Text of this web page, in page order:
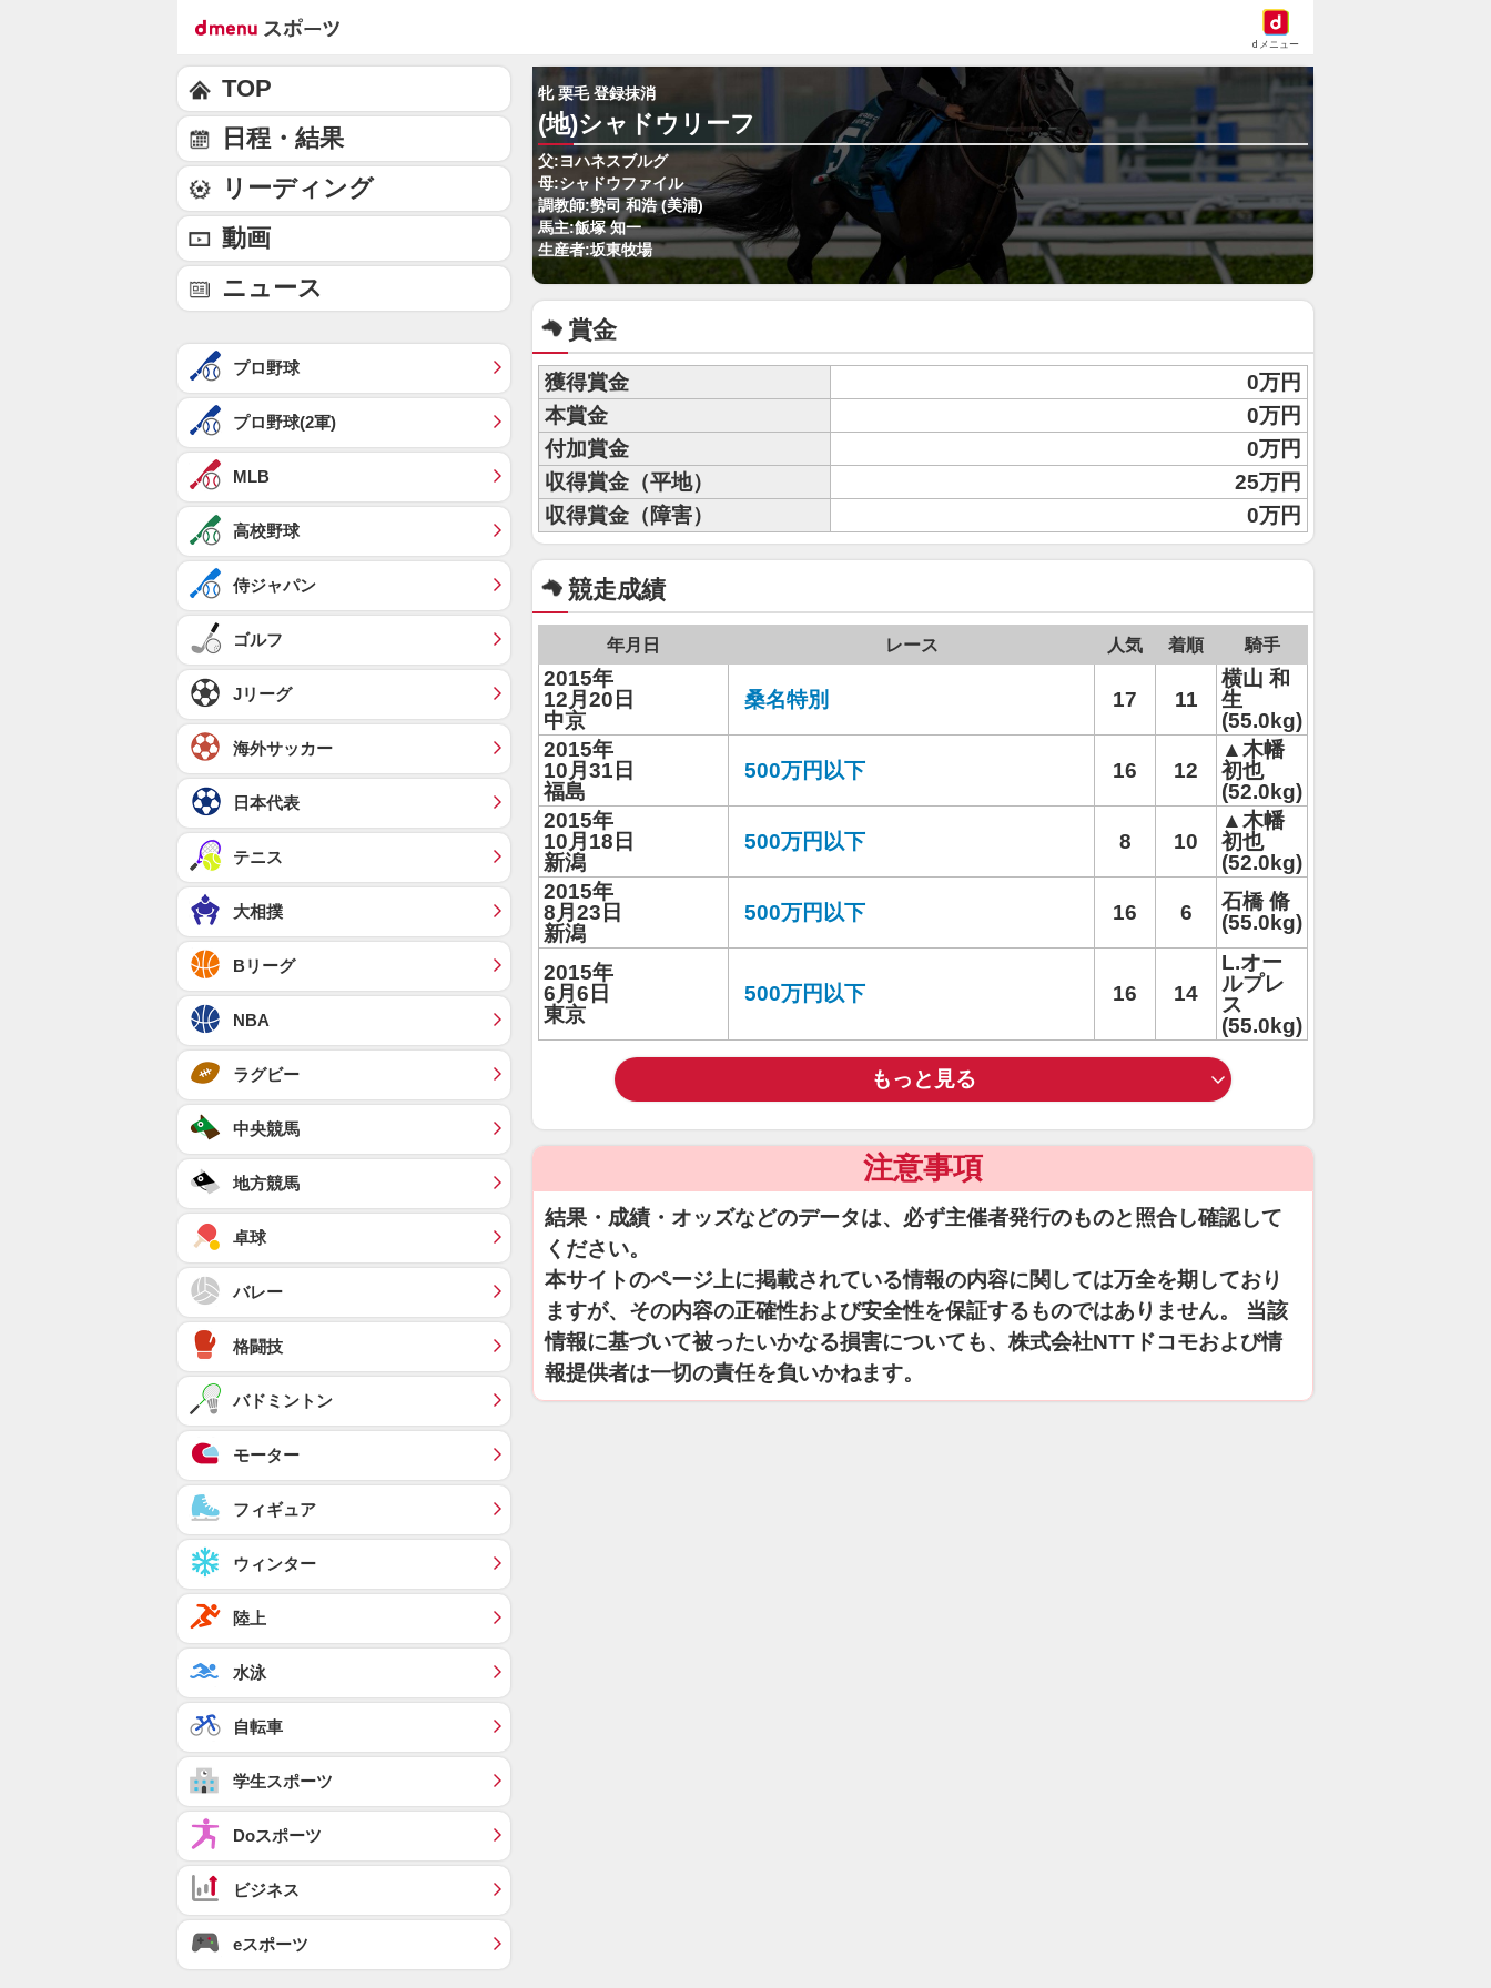
dメニュー
牝 栗毛 登録抹消
(地)シャドウリーフ
父:ヨハネスブルグ
母:シャドウファイル
調教師:勢司 和浩 (美浦)
馬主:飯塚 知一
生産者:坂東牧場
賞金
獲得賞金
0万円
本賞金
0万円
付加賞金
0万円
収得賞金（平地）
25万円
収得賞金（障害）
0万円
競走成績
年月日 レース 人気 着順 騎手
2015年
12月20日
中京
桑名特別 17 11
横山 和
生
(55.0kg)
2015年
10月31日
福島
500万円以下 16 12
▲木幡
初也
(52.0kg)
2015年
10月18日
新潟
500万円以下 8 10
▲木幡
初也
(52.0kg)
2015年
8月23日
新潟
500万円以下 16 6
石橋 脩
(55.0kg)
2015年
6月6日
東京
500万円以下 16 14
L.オー
ルプレ
ス
(55.0kg)
もっと見る
注意事項
結果・成績・オッズなどのデータは、必ず主催者発行のものと照合し確認して
ください。
本サイトのページ上に掲載されている情報の内容に関しては万全を期しており
ますが、その内容の正確性および安全性を保証するものではありません。 当該
情報に基づいて被ったいかなる損害についても、株式会社NTTドコモおよび情
報提供者は一切の責任を負いかねます。
TOP
日程・結果
リーディング
動画
ニュース
プロ野球
プロ野球(2軍)
MLB
高校野球
侍ジャパン
ゴルフ
Jリーグ
海外サッカー
日本代表
テニス
大相撲
Bリーグ
NBA
ラグビー
中央競馬
地方競馬
卓球
バレー
格闘技
バドミントン
モーター
フィギュア
ウィンター
陸上
水泳
自転車
学生スポーツ
Doスポーツ
ビジネス
eスポーツ